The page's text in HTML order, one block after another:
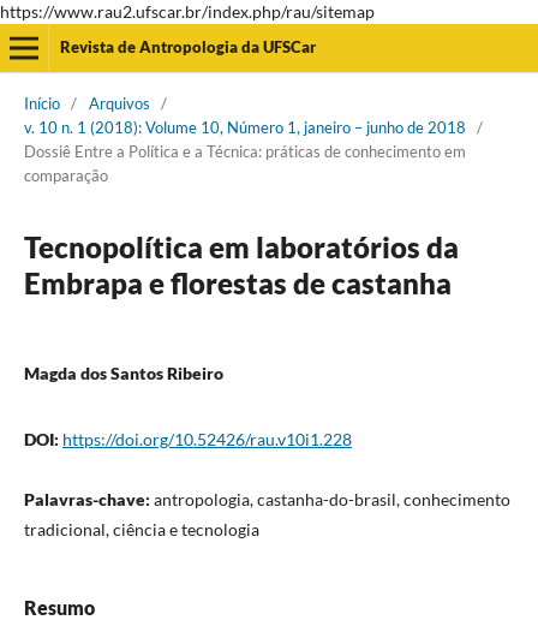
https://www.rau2.ufscar.br/index.php/rau/sitemap
Revista de Antropologia da UFSCar
Início / Arquivos
/
v. 10 n. 1 (2018): Volume 10, Número 1, janeiro – junho de 2018
/
Dossiê Entre a Política e a Técnica: práticas de conhecimento em
comparação
Tecnopolítica em laboratórios da
Embrapa e florestas de castanha
Magda dos Santos Ribeiro
DOI: https://doi.org/10.52426/rau.v10i1.228
Palavras-chave: antropologia, castanha-do-brasil, conhecimento
tradicional, ciência e tecnologia
Resumo